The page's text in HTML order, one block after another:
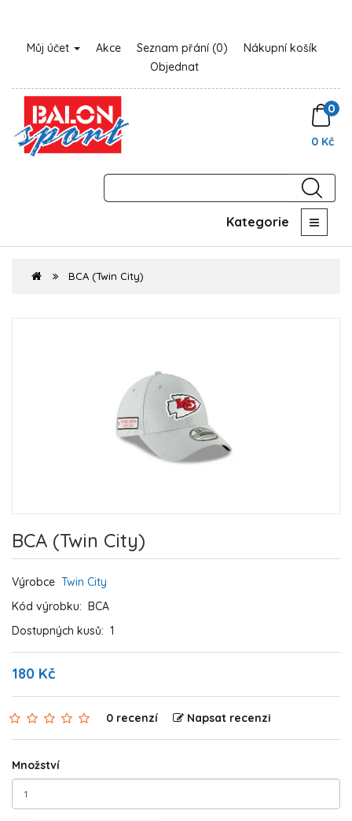
Můj účet Akce Seznam přání (0)
Nákupní košík
Objednat
0
0 Kč
Kategorie
BCA (Twin City)
BCA (Twin City)
Výrobce Twin City
Kód výrobku: BCA
Dostupných kusů: 1
180 Kč
0 recenzí Napsat recenzi
Množství